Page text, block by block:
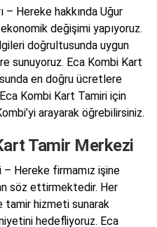
– Hereke hakkında Uğur
değişimi yapıyoruz.
doğrultusunda uygun
sunuyoruz. Eca Kombi Kart
en doğru ücretlere
Kombi Kart Tamiri için
arayarak öğrebilirsiniz.
Tamir Merkezi
Hereke firmamız işine
söz ettirmektedir. Her
tamir hizmeti sunarak
hedefliyoruz. Eca